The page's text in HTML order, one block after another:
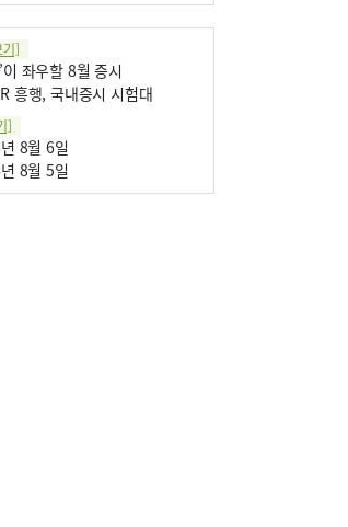
기]
이 좌우할 8월 증시
흥행, 국내증시 시험대
]
8월 6일
8월 5일